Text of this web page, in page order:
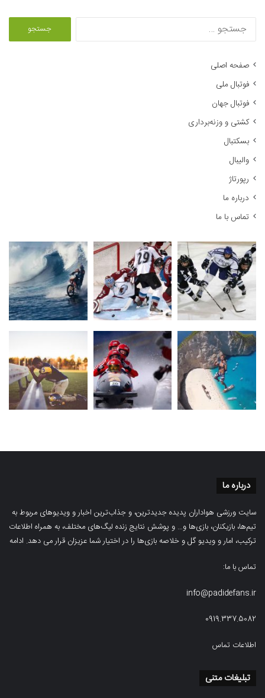
صفحه اصلی
فوتبال ملی
فوتبال جهان
کشتی و وزنه‌برداری
بسکتبال
والیبال
رپورتاژ
درباره ما
تماس با ما
درباره ما
سایت ورزشی هواداران پدیده جدیدترین، و جذاب‌ترین اخبار و ویدیوهای مربوط به
تیم‌ها، بازیکنان، بازی‌ها و… و پوشش نتایج زنده لیگ‌های مختلف، به همراه اطلاعات
ترکیب، امار و ویدیو‌‌ گل‌ و خلاصه بازی‌ها را در اختیار شما عزیزان قرار می دهد. ادامه
تماس با ما:
info@padidefans.ir
0919.337.5082
اطلاعات تماس
تبلیغات متنی